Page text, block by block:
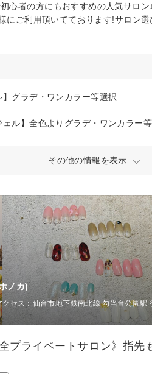
心者の方にもおすすめの人気サロ
ご利用頂いてております!サロン
】グラデ・ワンカラー等選択
ェル】全色よりグラデ・ワンカラー
その他の情報を表示
ノカ)
クセス：仙台市地下鉄南北線 勾当台公園駅
全プライベートサロン》指